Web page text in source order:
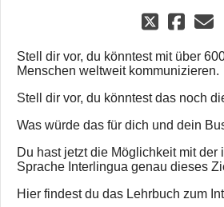
Stell dir vor, du könntest mit über
Menschen weltweit kommunizieren.
Stell dir vor, du könntest das noch
Was würde das für dich und dein
Du hast jetzt die Möglichkeit mit der
Sprache Interlingua genau dieses
Hier findest du das Lehrbuch zum